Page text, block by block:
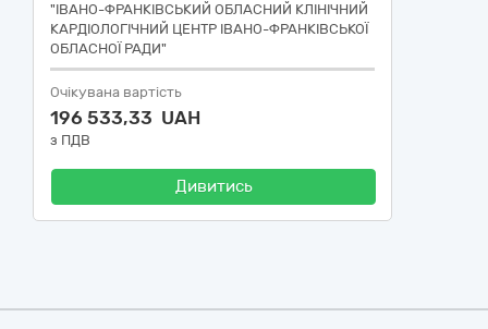
"ІВАНО-ФРАНКІВСЬКИЙ ОБЛАСНИЙ КЛІНІЧНИЙ
КАРДІОЛОГІЧНИЙ ЦЕНТР ІВАНО-ФРАНКІВСЬКОЇ
ОБЛАСНОЇ РАДИ"
Очікувана вартість
196 533,33 UAH
з ПДВ
Дивитись